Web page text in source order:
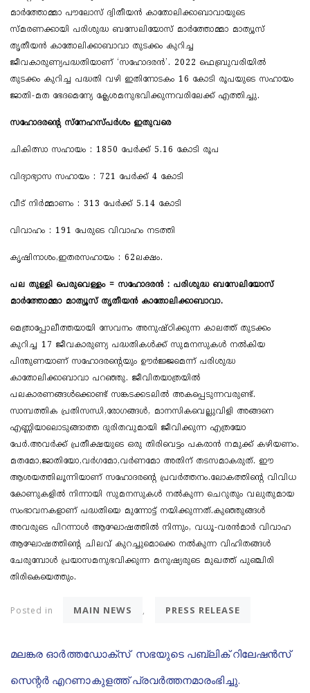
മാർത്തോമ്മാ പൗലോസ് ദ്വിതീയൻ കാതോലിക്കാബാവായുടെ
സ്മരണക്കായി പരിശുദ്ധ ബസേലിയോസ് മാർത്തോമ്മാ മാത്യൂസ്
തൃതീയൻ കാതോലിക്കാബാവാ തുടക്കം കുറിച്ച
ജീവകാരുണ്യപദ്ധതിയാണ് ‘സഹോദരൻ’. 2022 ഫെബ്രുവരിയിൽ
തുടക്കം കുറിച്ച പദ്ധതി വഴി ഇതിനോടകം 16 കോടി രൂപയുടെ സഹായം
ജാതി-മത ഭേദമെന്യേ ക്ലേശമനുഭവിക്കുന്നവരിലേക്ക് എത്തിച്ചു.
സഹോദരന്റെ സ്നേഹസ്പർശം ഇതുവരെ
ചികിത്സാ സഹായം : 1850 പേർക്ക് 5.16 കോടി രൂപ
വിദ്യാഭ്യാസ സഹായം : 721 പേർക്ക് 4 കോടി
വീട് നിർമ്മാണം : 313 പേർക്ക് 5.14 കോടി
വിവാഹം : 191 പേരുടെ വിവാഹം നടത്തി
കൃഷിനാശം,ഇതരസഹായം : 62ലക്ഷം.
പല തുള്ളി പെരുവെള്ളം = സഹോദരൻ : പരിശുദ്ധ ബസേലിയോസ്
മാർത്തോമ്മാ മാത്യൂസ് തൃതീയൻ കാതോലിക്കാബാവാ.
മെത്രാപ്പോലീത്തയായി സേവനം അനുഷ്ഠിക്കുന്ന കാലത്ത് തുടക്കം
കുറിച്ച 17 ജീവകാരുണ്യ പദ്ധതികൾക്ക് സുമനസുകൾ നൽകിയ
പിന്തുണയാണ് സഹോദരന്റെയും ഊർജ്ജമെന്ന് പരിശുദ്ധ
കാതോലിക്കാബാവാ പറഞ്ഞു. ജീവിതയാത്രയിൽ
പലകാരണങ്ങൾക്കൊണ്ട് സങ്കടക്കടലിൽ അകപ്പെടുന്നവരുണ്ട്.
സാമ്പത്തിക പ്രതിസന്ധി,രോഗങ്ങൾ, മാനസികവെല്ലുവിളി അങ്ങനെ
എണ്ണിയാലൊടുങ്ങാത്ത ദുരിതവുമായി ജീവിക്കുന്ന എത്രയോ
പേർ.അവർക്ക് പ്രതീക്ഷയുടെ ഒരു തിരിവെട്ടം പകരാൻ നമുക്ക് കഴിയണം.
മതമോ,ജാതിയോ,വർഗമോ,വർണമോ അതിന് തടസമാകരുത്. ഈ
ആശയത്തിലൂന്നിയാണ് സഹോദരന്റെ പ്രവർത്തനം.ലോകത്തിന്റെ വിവിധ
കോണുകളിൽ നിന്നായി സുമനസുകൾ നൽകുന്ന ചെറുതും വലുതുമായ
സംഭാവനകളാണ് പദ്ധതിയെ മുന്നോട്ട് നയിക്കുന്നത്.കുഞ്ഞുങ്ങൾ
അവരുടെ പിറന്നാൾ ആഘോഷത്തിൽ നിന്നും, വധൂ-വരൻമാർ വിവാഹ
ആഘോഷത്തിന്റെ ചിലവ് കുറച്ചുമൊക്കെ നൽകുന്ന വിഹിതങ്ങൾ
ചേരുമ്പോൾ പ്രയാസമനുഭവിക്കുന്ന മനുഷ്യരുടെ മുഖത്ത് പുഞ്ചിരി
തിരികെയെത്തും.
Posted in MAIN NEWS , PRESS RELEASE
മലങ്കര ഓർത്തഡോക്സ് സഭയുടെ പബ്ലിക് റിലേഷൻസ്
സെന്റർ എറണാകുളത്ത് പ്രവർത്തനമാരംഭിച്ചു.